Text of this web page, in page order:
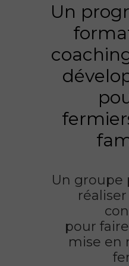
Un
Un groupe
pour
mise en